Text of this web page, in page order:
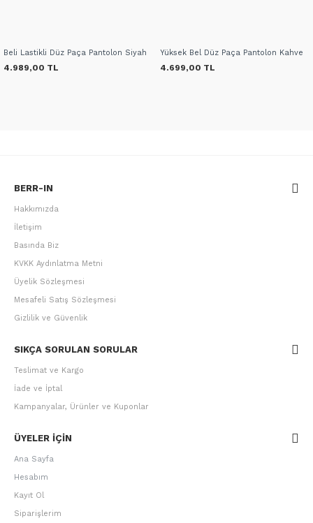
Beli Lastikli Düz Paça Pantolon Siyah
4.989,00 TL
Yüksek Bel Düz Paça Pantolon Kahve
4.699,00 TL
BERR-IN
Hakkımızda
İletişim
Basında Biz
KVKK Aydınlatma Metni
Üyelik Sözleşmesi
Mesafeli Satış Sözleşmesi
Gizlilik ve Güvenlik
SIKÇA SORULAN SORULAR
Teslimat ve Kargo
İade ve İptal
Kampanyalar, Ürünler ve Kuponlar
ÜYELER IÇIN
Ana Sayfa
Hesabım
Kayıt Ol
Siparişlerim